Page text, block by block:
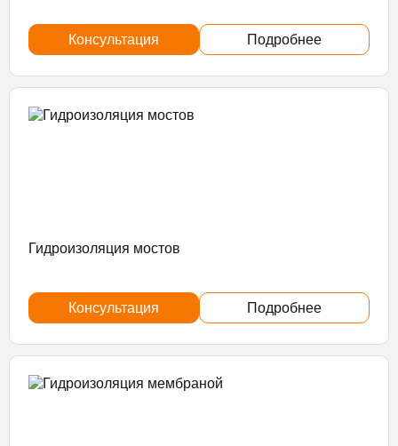
Консультация Подробнее
Гидроизоляция мостов
Консультация Подробнее